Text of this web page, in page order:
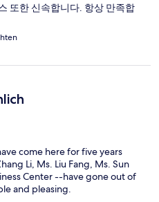
또한 신속합니다. 항상 만족합
come here for five years
Li, Ms. Liu Fang, Ms. Sun
Center --have gone out of
and pleasing.